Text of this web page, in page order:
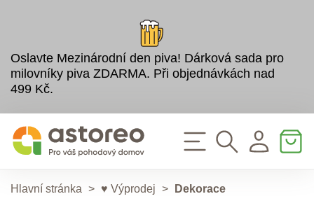
Oslavte Mezinárodní den piva! Dárková sada pro
milovníky piva ZDARMA. Při objednávkách nad
499 Kč.
Hlavní stránka > ♥ Výprodej > Dekorace